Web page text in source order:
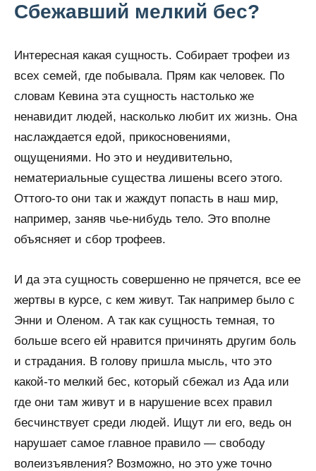
Сбежавший мелкий бес?
Интересная какая сущность. Собирает трофеи из
всех семей, где побывала. Прям как человек. По
словам Кевина эта сущность настолько же
ненавидит людей, насколько любит их жизнь. Она
наслаждается едой, прикосновениями,
ощущениями. Но это и неудивительно,
нематериальные существа лишены всего этого.
Оттого-то они так и жаждут попасть в наш мир,
например, заняв чье-нибудь тело. Это вполне
объясняет и сбор трофеев.
И да эта сущность совершенно не прячется, все ее
жертвы в курсе, с кем живут. Так например было с
Энни и Оленом. А так как сущность темная, то
больше всего ей нравится причинять другим боль
и страдания. В голову пришла мысль, что это
какой-то мелкий бес, который сбежал из Ада или
где они там живут и в нарушение всех правил
бесчинствует среди людей. Ищут ли его, ведь он
нарушает самое главное правило — свободу
волеизъявления? Возможно, но это уже точно